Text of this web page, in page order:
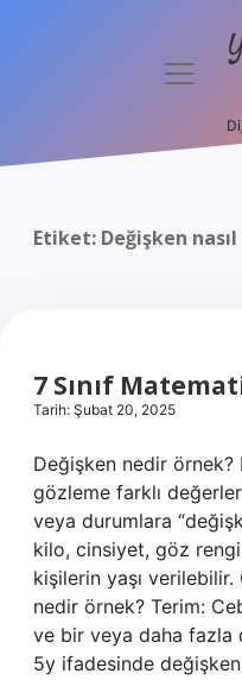
Politikası
menüyü
Etiket: Değişken
7 Sınıf
Tarih: Şubat 20, 2025
Değişken nedir
gözleme farklı
veya durumlara
kilo, cinsiyet, göz
kişilerin yaşı
nedir örnek? Terim:
ve bir veya daha fazla
5y ifadesinde